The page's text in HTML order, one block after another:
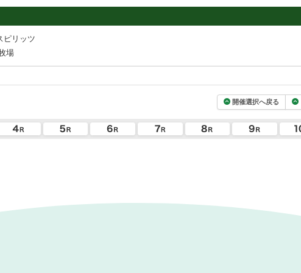
ピリッツ
場
開催選択へ戻る